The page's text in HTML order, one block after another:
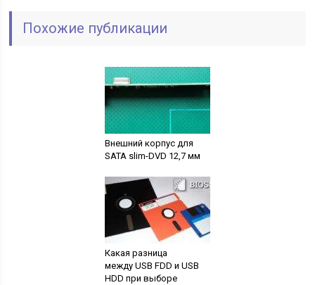
Похожие публикации
Внешний корпус для
SATA slim-DVD 12,7 мм
Какая разница
между USB FDD и USB
HDD при выборе